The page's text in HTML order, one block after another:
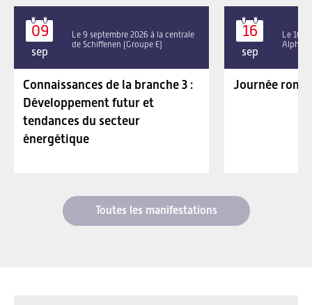
09
sep
Le 9 septembre 2026 à la centrale
de Schiffenen (Groupe E)
Connaissances de la branche 3 :
Développement futur et
tendances du secteur
énergétique
16
sep
Le 16
Alpha
Journée
Toutes les manifestations